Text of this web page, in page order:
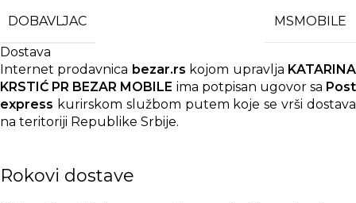
DOBAVLJAC
MSMOBILE
Dostava
Internet prodavnica bezar.rs kojom upravlja KATARINA
KRSTIĆ PR BEZAR MOBILE ima potpisan ugovor sa Post
express kurirskom službom putem koje se vrši dostava
na teritoriji Republike Srbije.
Rokovi dostave